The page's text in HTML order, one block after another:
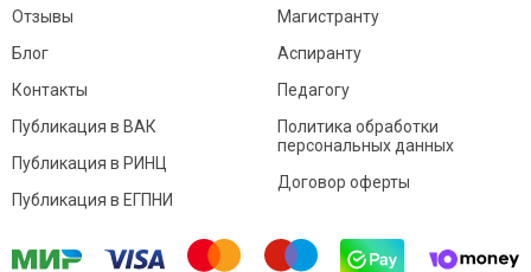
Отзывы
Блог
Контакты
Магистранту
Аспиранту
Педагогу
Публикация в ВАК
Публикация в РИНЦ
Публикация в ЕГПНИ
Политика обработки
персональных данных
Договор оферты